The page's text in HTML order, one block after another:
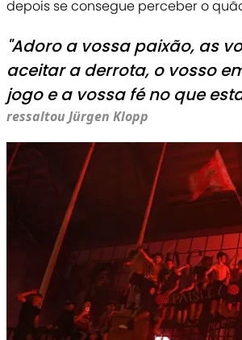
depois se consegue perceber o
"Adoro a vossa paixão, as
aceitar a derrota, o vosso
jogo e a vossa fé no que
ressaltou Jürgen Klopp